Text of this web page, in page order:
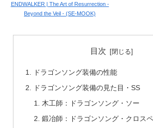
ENDWALKER | The Art of Resurrection -
Beyond the Veil - (SE-MOOK)
目次
ドラゴンソング装備の性能
ドラゴンソング装備の見た目・SS
木工師：ドラゴンソング・ソー
鍛冶師：ドラゴンソング・クロス